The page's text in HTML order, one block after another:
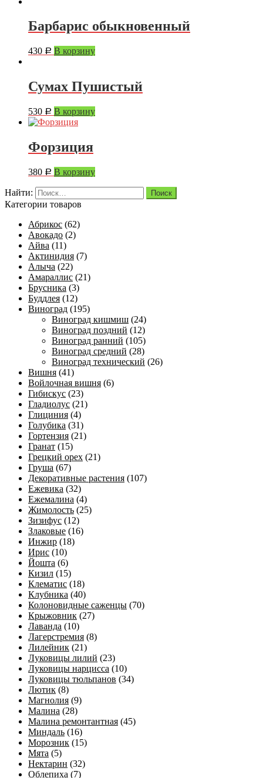
Барбарис обыкновенный
430 Р В корзину
Сумах Пушистый
530 Р В корзину
Форзиция
380 Р В корзину
Найти:
Категории товаров
Абрикос (62)
Авокадо (2)
Айва (11)
Актинидия (7)
Алыча (22)
Амараллис (21)
Брусника (3)
Буддлея (12)
Виноград (195)
Виноград кишмиш (24)
Виноград поздний (12)
Виноград ранний (105)
Виноград средний (28)
Виноград технический (26)
Вишня (41)
Войлочная вишня (6)
Гибискус (23)
Гладиолус (21)
Глициния (4)
Голубика (31)
Гортензия (21)
Гранат (15)
Грецкий орех (21)
Груша (67)
Декоративные растения (107)
Ежевика (32)
Ежемалина (4)
Жимолость (25)
Зизифус (12)
Злаковые (16)
Инжир (18)
Ирис (10)
Йошта (6)
Кизил (15)
Клематис (18)
Клубника (40)
Колоновидные саженцы (70)
Крыжовник (27)
Лаванда (10)
Лагерстремия (8)
Лилейник (21)
Луковицы лилий (23)
Луковицы нарцисса (10)
Луковицы тюльпанов (34)
Лютик (8)
Магнолия (9)
Малина (28)
Малина ремонтантная (45)
Миндаль (16)
Морозник (15)
Мята (5)
Нектарин (32)
Облепиха (7)